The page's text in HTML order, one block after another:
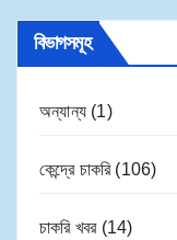
বিভাগসমূহ
অন্যান্য (1)
কেন্দ্রে চাকরি(106)
চাকরি খবর(14)